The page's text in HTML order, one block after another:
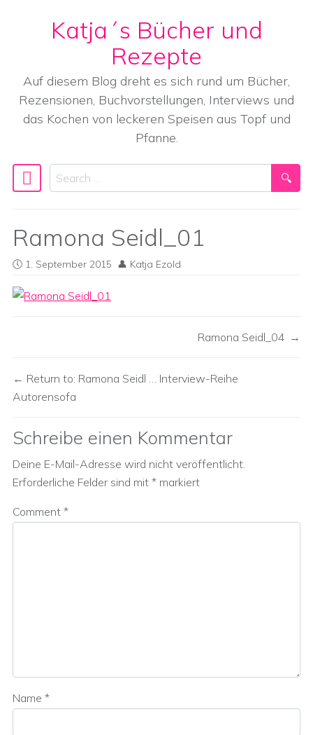
Skip to content
Katja´s Bücher und
Rezepte
Auf diesem Blog dreht es sich rund um Bücher,
Rezensionen, Buchvorstellungen, Interviews und
das Kochen von leckeren Speisen aus Topf und
Pfanne.
Main Navigation
Search
Ramona Seidl_01
1. September 2015 Katja Ezold
Ramona Seidl_04
Return to: Ramona Seidl … Interview-Reihe
Autorensofa
Schreibe einen Kommentar
Deine E-Mail-Adresse wird nicht veröffentlicht.
Erforderliche Felder sind mit * markiert
Comment *
Name *